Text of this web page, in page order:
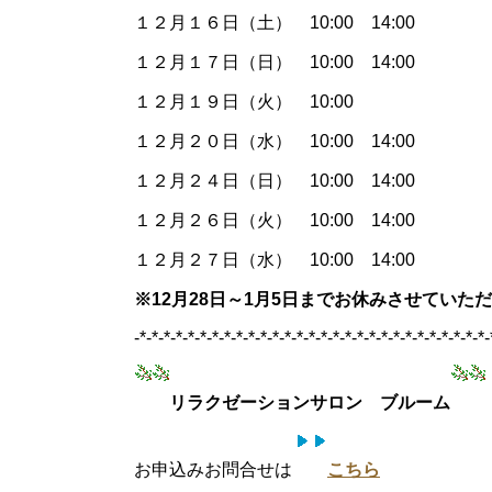
１２月１６日（土） 10:00 14:00
１２月１７日（日） 10:00 14:00
１２月１９日（火） 10:00
１２月２０日（水） 10:00 14:00
１２月２４日（日） 10:00 14:00
１２月２６日（火） 10:00 14:00
１２月２７日（水） 10:00 14:00
※12月28日～1月5日までお休みさせていた
-*-*-*-*-*-*-*-*-*-*-*-*-*-*-*-*-*-*-*-*-*-*-*-*-*-*-*-*-
リラクゼーションサロン ブルーム
お申込みお問合せは こちら